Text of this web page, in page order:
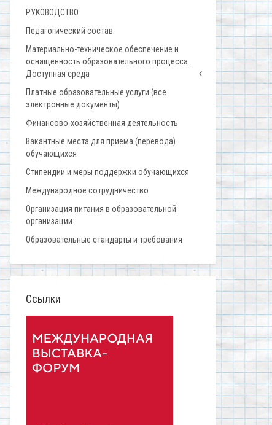
РУКОВОДСТВО
Педагогический состав
Материально-техническое обеспечение и
оснащенность образовательного процесса.
Доступная среда
Платные образовательные услуги (все
электронные документы)
Финансово-хозяйственная деятельность
Вакантные места для приёма (перевода)
обучающихся
Стипендии и меры поддержки обучающихся
Международное сотрудничество
Организация питания в образовательной
организации
Образовательные стандарты и требования
Ссылки